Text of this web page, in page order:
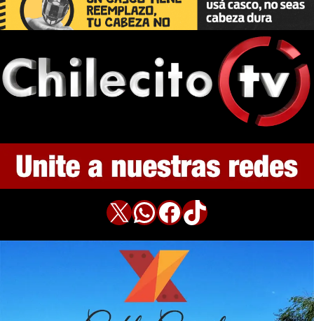
X WhatsApp Facebook TikTok